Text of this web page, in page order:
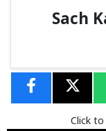
Sach
Click